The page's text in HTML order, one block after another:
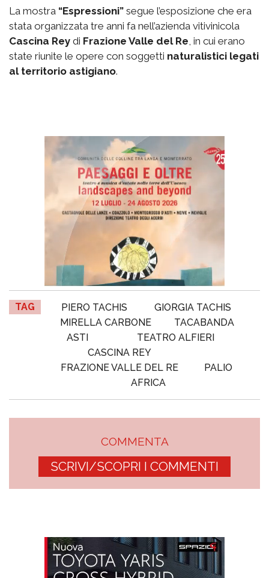
La mostra “Espressioni” segue l’esposizione che era
stata organizzata tre anni fa nell’azienda vitivinicola
Cascina Rey di Frazione Valle del Re, in cui erano
state riunite le opere con soggetti naturalistici legati
al territorio astigiano.
TAG PIERO TACHIS
GIORGIA TACHIS
MIRELLA CARBONE
TACABANDA
ASTI
TEATRO ALFIERI
CASCINA REY
FRAZIONE VALLE DEL RE
PALIO
AFRICA
COMMENTA
SCRIVI/SCOPRI I COMMENTI